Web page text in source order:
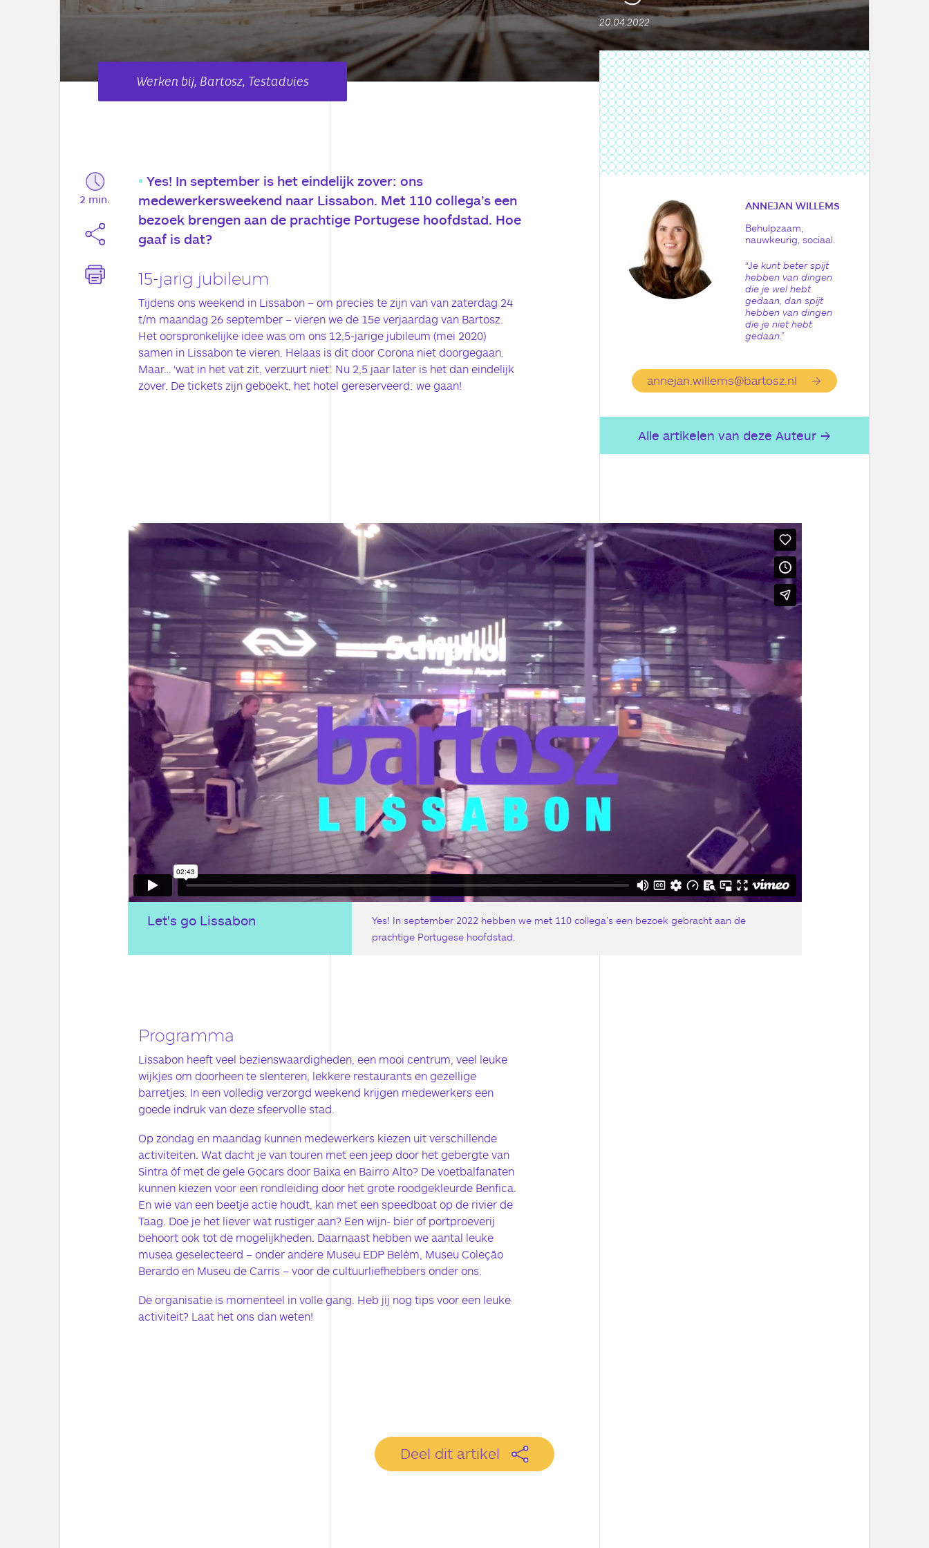
20.04.2022
Werken bij, Bartosz, Testadvies
2 min.
Yes! In september is het eindelijk zover: ons
medewerkersweekend naar Lissabon. Met 110 collega’s een
bezoek brengen aan de prachtige Portugese hoofdstad. Hoe
gaaf is dat?
15-jarig jubileum
Tijdens ons weekend in Lissabon – om precies te zijn van van zaterdag 24
t/m maandag 26 september – vieren we de 15e verjaardag van Bartosz.
Het oorspronkelijke idee was om ons 12,5-jarige jubileum (mei 2020)
samen in Lissabon te vieren. Helaas is dit door Corona niet doorgegaan.
Maar… ‘wat in het vat zit, verzuurt niet’. Nu 2,5 jaar later is het dan eindelijk
zover. De tickets zijn geboekt, het hotel gereserveerd: we gaan!
ANNEJAN WILLEMS
Behulpzaam,
nauwkeurig, sociaal.
“Jekunt beter spijt
hebben van dingen
die je wel hebt
gedaan, dan spijt
hebben van dingen
die je niet hebt
gedaan.”
annejan.willems@bartosz.nl
Alle artikelen van deze Auteur
Let's go Lissabon
Yes! In september 2022 hebben we met 110 collega’s een bezoek gebracht aan de
prachtige Portugese hoofdstad.
Programma
Lissabon heeft veel bezienswaardigheden, een mooi centrum, veel leuke
wijkjes om doorheen te slenteren, lekkere restaurants en gezellige
barretjes. In een volledig verzorgd weekend krijgen medewerkers een
goede indruk van deze sfeervolle stad.
Op zondag en maandag kunnen medewerkers kiezen uit verschillende
activiteiten. Wat dacht je van touren met een jeep door het gebergte van
Sintra óf met de gele Gocars door Baixa en Bairro Alto? De voetbalfanaten
kunnen kiezen voor een rondleiding door het grote roodgekleurde Benfica.
En wie van een beetje actie houdt, kan met een speedboat op de rivier de
Taag. Doe je het liever wat rustiger aan? Een wijn- bier of portproeverij
behoort ook tot de mogelijkheden. Daarnaast hebben we aantal leuke
musea geselecteerd – onder andere Museu EDP Belém, Museu Coleção
Berardo en Museu de Carris – voor de cultuurliefhebbers onder ons.
De organisatie is momenteel in volle gang. Heb jij nog tips voor een leuke
activiteit? Laat het ons dan weten!
Deel dit artikel